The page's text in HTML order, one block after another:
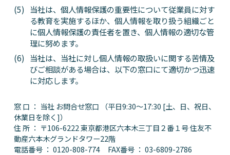
当社は、個人情報保護の重要性について従業員に対す
る教育を実施するほか、個人情報を取り扱う組織ごと
に個人情報保護の責任者を置き、個人情報の適切な管
理に努めます。
当社は、当社に対し個人情報の取扱いに関する苦情及
びご相談がある場合は、以下の窓口にて適切かつ迅速
に対応します。
窓 口 ： 当社 お問合せ窓口 （平日9:30～17:30 [土、日、祝日、
休業日を除く]）
住 所 ： 〒106-6222 東京都港区六本木三丁目２番１号 住友不
動産六本木グランドタワー22階
電話番号 ：0120-808-774 FAX番号 ：03-6809-2786